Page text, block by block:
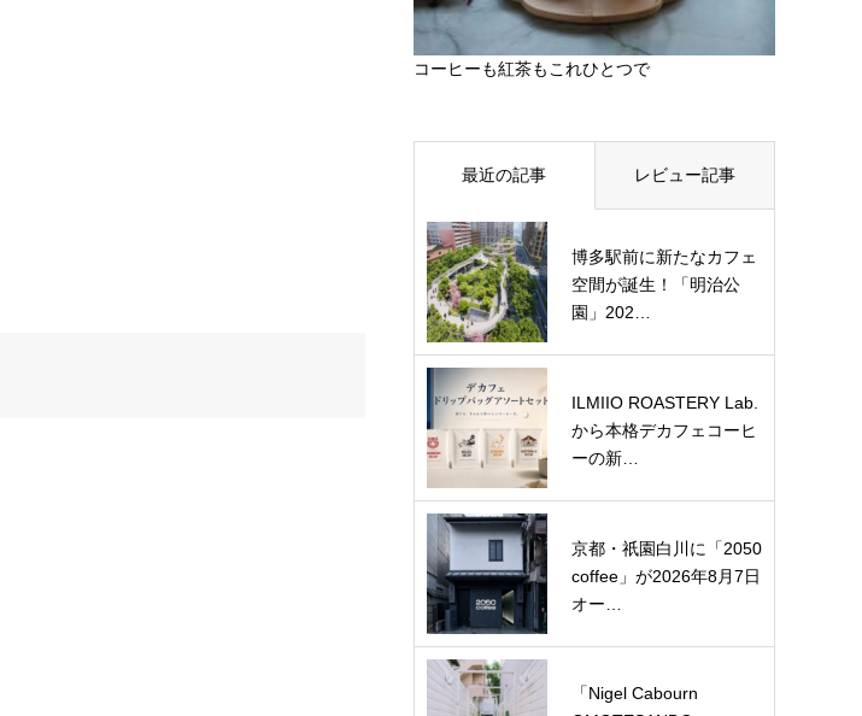
コーヒーも紅茶もこれひとつで
最近の記事 レビュー記事
博多駅前に新たなカフェ
空間が誕生！「明治公
園」202…
ILMIIO ROASTERY Lab.
から本格デカフェコーヒ
ーの新…
京都・祇園白川に「2050
coffee」が2026年8月7日
オー…
「Nigel Cabourn